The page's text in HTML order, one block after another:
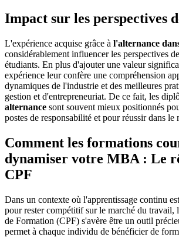
Impact sur les perspectives
L'expérience acquise grâce à l'alternance
considérablement influencer les perspectives
étudiants. En plus d'ajouter une valeur
expérience leur confère une compréhension
dynamiques de l'industrie et des meilleures
gestion et d'entrepreneuriat. De ce fait, les
alternance sont souvent mieux positionnés
postes de responsabilité et pour réussir dans le
Comment les formations
dynamiser votre MBA : Le
CPF
Dans un contexte où l'apprentissage continu
pour rester compétitif sur le marché du travail,
de Formation (CPF) s'avère être un outil
permet à chaque individu de bénéficier de